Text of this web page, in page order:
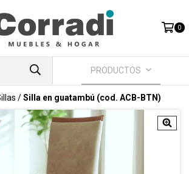
0
PRODUCTOS
/Silla en guatambú (cod. ACB-BTN)